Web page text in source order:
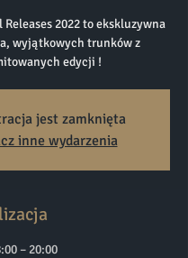
Releases 2022 to ekskluzywna
wyjątkowych trunków z
edycji !
jest zamknięta
inne wydarzenia
– 20:00